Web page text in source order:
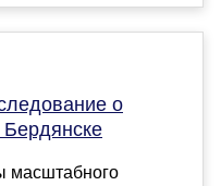
о
Бердянске
масштабного